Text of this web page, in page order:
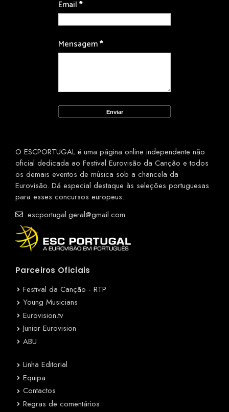
Email*
Mensagem*
O ESCPORTUGAL é uma página online independente não
oficial dedicada ao Festival Eurovisão da Canção e todos
os demais eventos de música sob a chancela da
Eurovisão. Dá especial destaque às seleções portuguesas
para esses concursos europeus.
escportugal.geral@gmail.com
Parceiros Oficiais
Festival da Canção - RTP
Young Musicians
Eurovision.tv
Junior Eurovision
ABU
Linha Editorial
Equipa
Contactos
Regras de comentários